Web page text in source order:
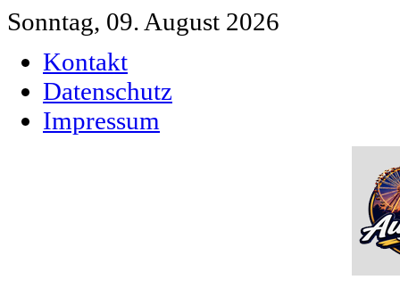
Sonntag, 09. August 2026
Kontakt
Datenschutz
Impressum